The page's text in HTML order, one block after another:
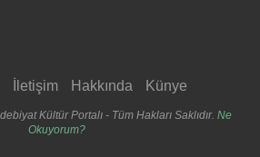
İletişim Hakkında Künye
Kültür Portalı - Tüm Hakları Saklıdır. Ne
Okuyorum?